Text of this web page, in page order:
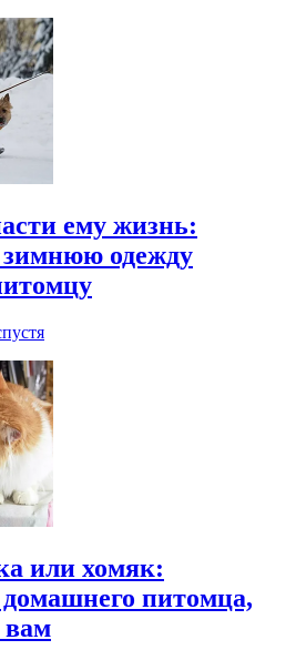
ему жизнь:
одежду
или хомяк:
питомца,
вам